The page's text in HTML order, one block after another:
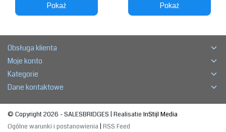
Pokaż Pokaż
Obsługa klienta
Moje konto
Kategorie
Dane kontaktowe
© Copyright 2026 - SALESBRIDGES | Realisatie InStijl Media
Ogólne warunki i postanowienia RSS Feed